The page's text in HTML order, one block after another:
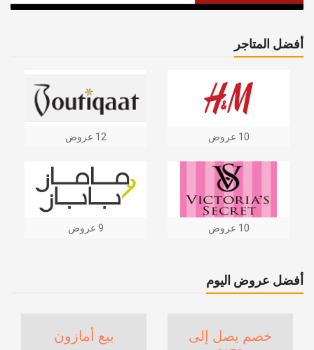
أفضل المتاجر
12 عروض 10 عروض
9 عروض 10 عروض
أفضل عروض اليوم
بيع أمازون
خصم يصل إلى